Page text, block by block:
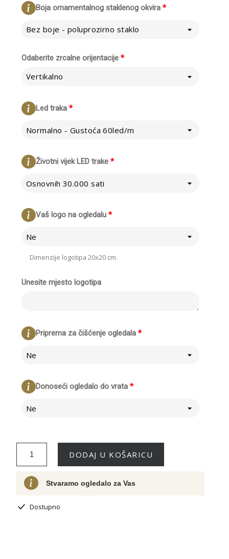
*
Boja ornamentalnog staklenog okvira
Bez boje - poluprozirno staklo
*
Odaberite zrcalne orijentacije
Vertikalno
*
Led traka
Normalno - Gustoća 60led/m
*
Životni vijek LED trake
Osnovnih 30.000 sati
*
Vaš logo na ogledalu
Ne
Dimenzije logotipa 20x20 cm.
Unesite mjesto logotipa
*
Priprema za čišćenje ogledala
Ne
*
Donoseći ogledalo do vrata
Ne
DODAJ U KOŠARICU
Stvaramo ogledalo za Vas
Dostupno